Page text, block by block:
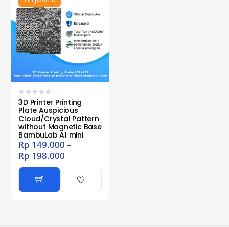
★ ★ ★ ★ ★
3D Printer Printing
Plate Auspicious
Cloud/Crystal Pattern
without Magnetic Base
BambuLab A1 mini
Rp 149.000 –
Rp 198.000